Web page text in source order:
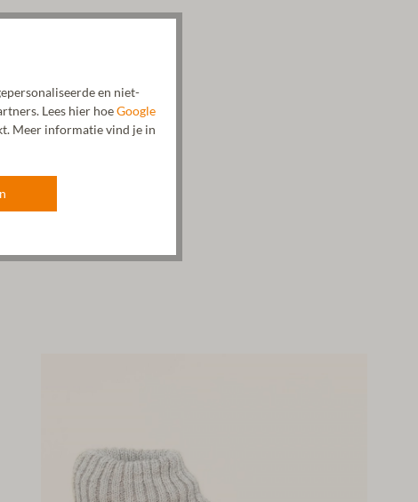
en niet-
Lees hier hoeGoogle
Meer informatie vind je in